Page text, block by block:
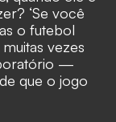
‘Se você
o futebol
vezes
—
que o jogo